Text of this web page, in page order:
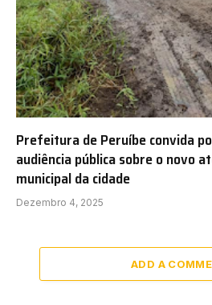
Prefeitura de Peruíbe convida
audiência pública sobre o novo
municipal da cidade
Dezembro 4, 2025
ADD A